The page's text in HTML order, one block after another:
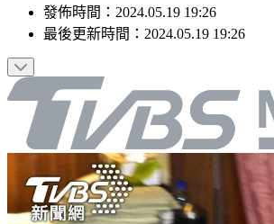
發佈時間： 2024.05.19 19:26
最後更新時間： 2024.05.19 19:26